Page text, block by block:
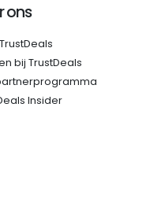
ons
bij TrustDeals
Insider